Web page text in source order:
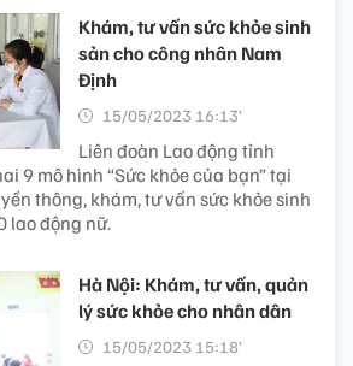
Khám, tư vấn sức khỏe sinh
sản cho công nhân Nam
Định
15/05/2023 16:13’
Liên đoàn Lao động tỉnh
9 mô hình “Sức khỏe của bạn” tại
thông, khám, tư vấn sức khỏe sinh
lao động nữ.
Hà Nội: Khám, tư vấn, quản
lý sức khỏe cho nhân dân
15/05/2023 15:18’